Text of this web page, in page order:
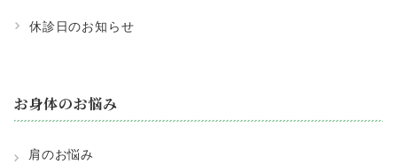
休診日のお知らせ
お身体のお悩み
肩のお悩み